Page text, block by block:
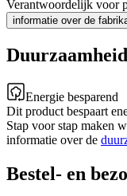
Verantwoordelijk voor
informatie over de
Duurzaamheid
Energie besparend
Dit product bespaart
Stap voor stap maken
informatie over de
Bestel- en